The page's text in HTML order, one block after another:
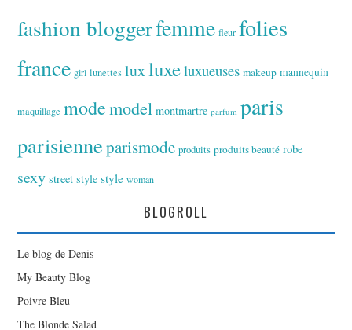
fashion bloggerfemme fleur folies
france girl lunettes luxluxeluxueuses makeup mannequin
maquillage modemodel montmartre parfum paris
parisienneparismode produits produits beauté robe
sexy street style style woman
BLOGROLL
Le blog de Denis
My Beauty Blog
Poivre Bleu
The Blonde Salad